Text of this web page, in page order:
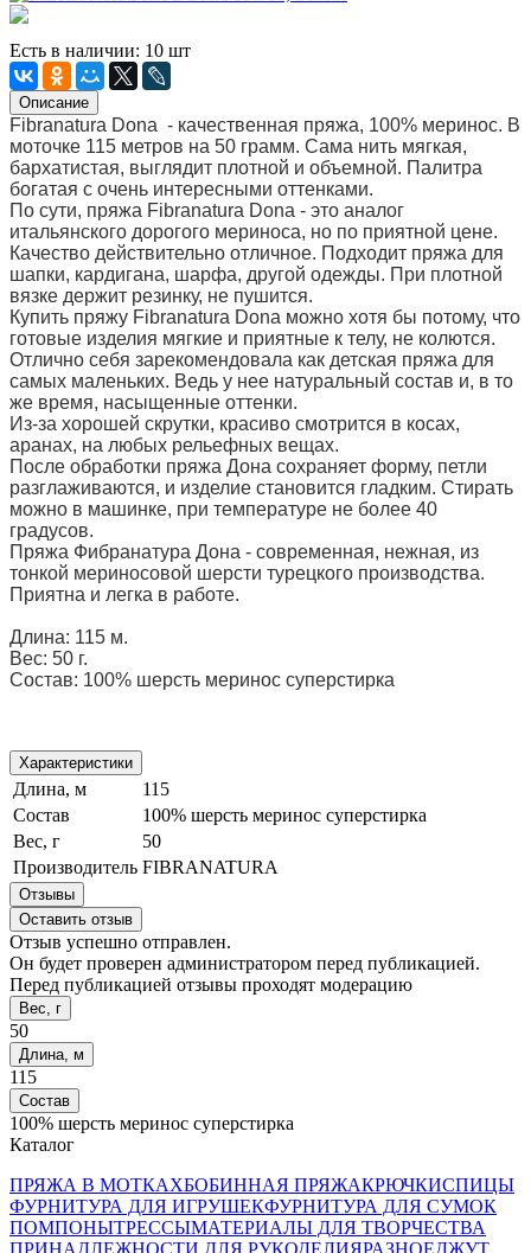
Есть в наличии: 10 шт
Описание
Fibranaturа Donа - качественная пряжа, 100% меринос. В
моточке 115 метров на 50 грамм. Сама нить мягкая,
бархатистая, выглядит плотной и объемной. Палитра
богатая с очень интересными оттенками.
По сути, пряжа Fibranatura Donа - это аналог
итальянского дорогого мериноса, но по приятной цене.
Качество действительно отличное. Подходит пряжа для
шапки, кардигана, шарфа, другой одежды. При плотной
вязке держит резинку, не пушится.
Купить пряжу Fibranatura Dona можно хотя бы потому, что
готовые изделия мягкие и приятные к телу, не колются.
Отлично себя зарекомендовала как детская пряжа для
самых маленьких. Ведь у нее натуральный состав и, в то
же время, насыщенные оттенки.
Из-за хорошей скрутки, красиво смотрится в косах,
аранах, на любых рельефных вещах.
После обработки пряжа Дона сохраняет форму, петли
разглаживаются, и изделие становится гладким. Стирать
можно в машинке, при температуре не более 40
градусов.
Пряжа Фибранатура Дона - современная, нежная, из
тонкой мериносовой шерсти турецкого производства.
Приятна и легка в работе.
Длина: 115 м.
Вес: 50 г.
Состав: 100% шерсть меринос суперстирка
Характеристики
Длина, м
115
Состав
100% шерсть меринос суперстирка
Вес, г
50
Производитель FIBRANATURA
Отзывы
Оставить отзыв
Отзыв успешно отправлен.
Он будет проверен администратором перед публикацией.
Перед публикацией отзывы проходят модерацию
Вес, г
50
Длина, м
115
Состав
100% шерсть меринос суперстирка
Каталог
ПРЯЖА В МОТКАХБОБИННАЯ ПРЯЖАКРЮЧКИСПИЦЫ
ФУРНИТУРА ДЛЯ ИГРУШЕКФУРНИТУРА ДЛЯ СУМОК
ПОМПОНЫТРЕССЫМАТЕРИАЛЫ ДЛЯ ТВОРЧЕСТВА
ПРИНАДЛЕЖНОСТИ ДЛЯ РУКОДЕЛИЯРАЗНОЕДЖУТ